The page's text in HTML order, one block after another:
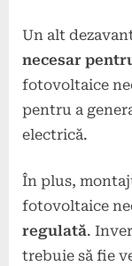
Un alt
necesar
fotovoltaice
pentru a
electrică.
În plus,
fotovoltaice
regulată.
trebuie să fie